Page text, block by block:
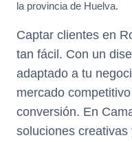
la provincia de Huelva.
Captar clientes en
tan fácil. Con un
adaptado a tu
mercado
conversión. En
soluciones